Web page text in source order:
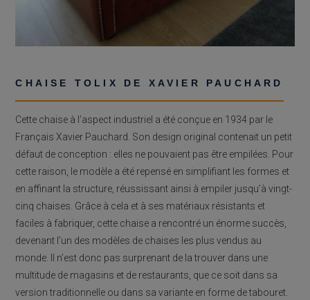
CHAISE TOLIX DE XAVIER PAUCHARD
Cette chaise à l’aspect industriel a été conçue en 1934 par le
Français Xavier Pauchard. Son design original contenait un petit
défaut de conception : elles ne pouvaient pas être empilées. Pour
cette raison, le modèle a été repensé en simplifiant les formes et
en affinant la structure, réussissant ainsi à empiler jusqu’à vingt-
cinq chaises. Grâce à cela et à ses matériaux résistants et
faciles à fabriquer, cette chaise a rencontré un énorme succès,
devenant l’un des modèles de chaises les plus vendus au
monde. Il n’est donc pas surprenant de la trouver dans une
multitude de magasins et de restaurants, que ce soit dans sa
version traditionnelle ou dans sa variante en forme de tabouret.